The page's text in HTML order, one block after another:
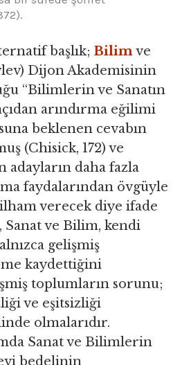
başlık; Bilimve
Dijon Akademisinin
“Bilimlerin ve Sanatın
arındırma eğilimi
beklenen cevabın
(Chisick, 172) ve
adayların daha fazla
faydalarından övgüyle
verecek diye ifade
Sanat ve Bilim, kendi
gelişmiş
kaydettiğini
toplumların sorunu;
ve eşitsizliği
olmalarıdır.
Sanat ve Bilimlerin
bedelinin